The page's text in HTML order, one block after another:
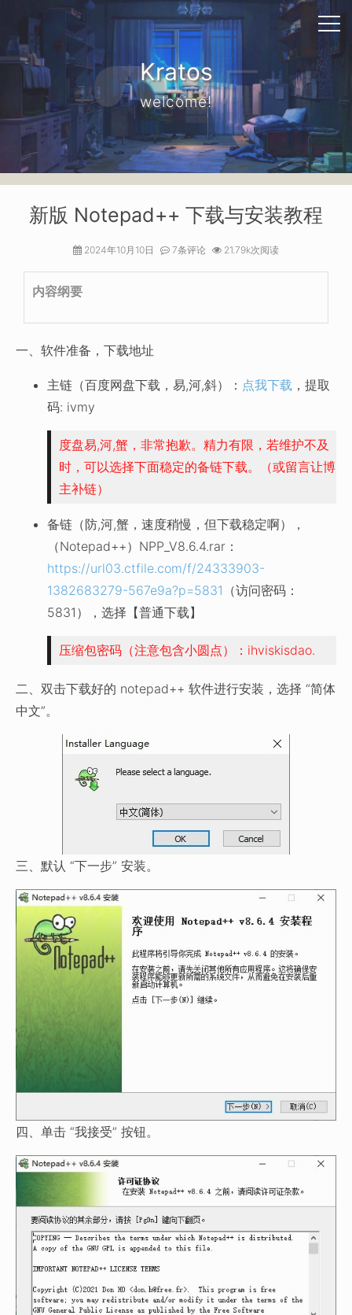
Kratos
welcome!
新版 Notepad++ 下载与安装教程
2024年10月10日 7条评论 21.79k次阅读
内容纲要
一、软件准备，下载地址
主链（百度网盘下载，易,河,斜）： 点我下载 ，提取
码: ivmy
度盘易,河,蟹，非常抱歉。精力有限，若维护不及
时，可以选择下面稳定的备链下载。（或留言让博
主补链）
备链（防,河,蟹，速度稍慢，但下载稳定啊），
（Notepad++）NPP_V8.6.4.rar：
https://url03.ctfile.com/f/24333903-
1382683279-567e9a?p=5831 （访问密码：
5831），选择【普通下载】
压缩包密码（注意包含小圆点）：ihviskisdao.
二、双击下载好的 notepad++ 软件进行安装，选择 “简体
中文”。
三、默认 “下一步” 安装。
四、单击 “我接受” 按钮。